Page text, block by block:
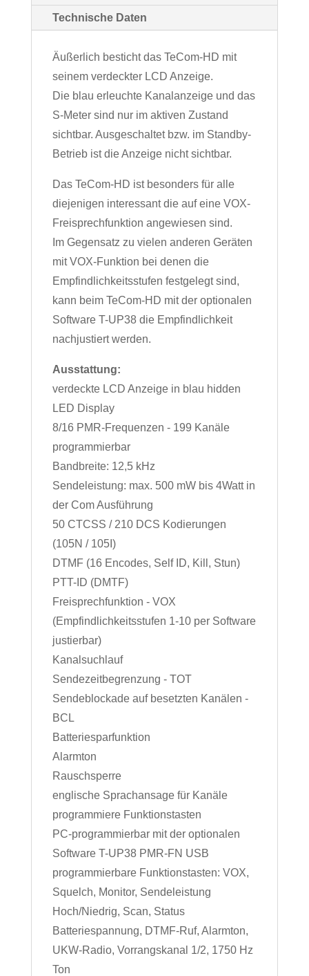
Technische Daten
Äußerlich besticht das TeCom-HD mit
seinem verdeckter LCD Anzeige.
Die blau erleuchte Kanalanzeige und das
S-Meter sind nur im aktiven Zustand
sichtbar. Ausgeschaltet bzw. im Standby-
Betrieb ist die Anzeige nicht sichtbar.
Das TeCom-HD ist besonders für alle
diejenigen interessant die auf eine VOX-
Freisprechfunktion angewiesen sind.
Im Gegensatz zu vielen anderen Geräten
mit VOX-Funktion bei denen die
Empfindlichkeitsstufen festgelegt sind,
kann beim TeCom-HD mit der optionalen
Software T-UP38 die Empfindlichkeit
nachjustiert werden.
Ausstattung:
verdeckte LCD Anzeige in blau hidden
LED Display
8/16 PMR-Frequenzen - 199 Kanäle
programmierbar
Bandbreite: 12,5 kHz
Sendeleistung: max. 500 mW bis 4Watt in
der Com Ausführung
50 CTCSS / 210 DCS Kodierungen
(105N / 105I)
DTMF (16 Encodes, Self ID, Kill, Stun)
PTT-ID (DMTF)
Freisprechfunktion - VOX
(Empfindlichkeitsstufen 1-10 per Software
justierbar)
Kanalsuchlauf
Sendezeitbegrenzung - TOT
Sendeblockade auf besetzten Kanälen -
BCL
Batteriesparfunktion
Alarmton
Rauschsperre
englische Sprachansage für Kanäle
programmiere Funktionstasten
PC-programmierbar mit der optionalen
Software T-UP38 PMR-FN USB
programmierbare Funktionstasten: VOX,
Squelch, Monitor, Sendeleistung
Hoch/Niedrig, Scan, Status
Batteriespannung, DTMF-Ruf, Alarmton,
UKW-Radio, Vorrangskanal 1/2, 1750 Hz
Ton